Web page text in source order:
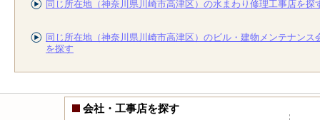
同じ所在地（神奈川県川崎市高津区）の水まわり修理工事店を探
同じ所在地（神奈川県川崎市高津区）のビル・建物メンテナンス
を探す
会社・工事店を探す